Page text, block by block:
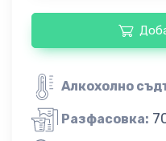
Алкохолно
Разфасовка: